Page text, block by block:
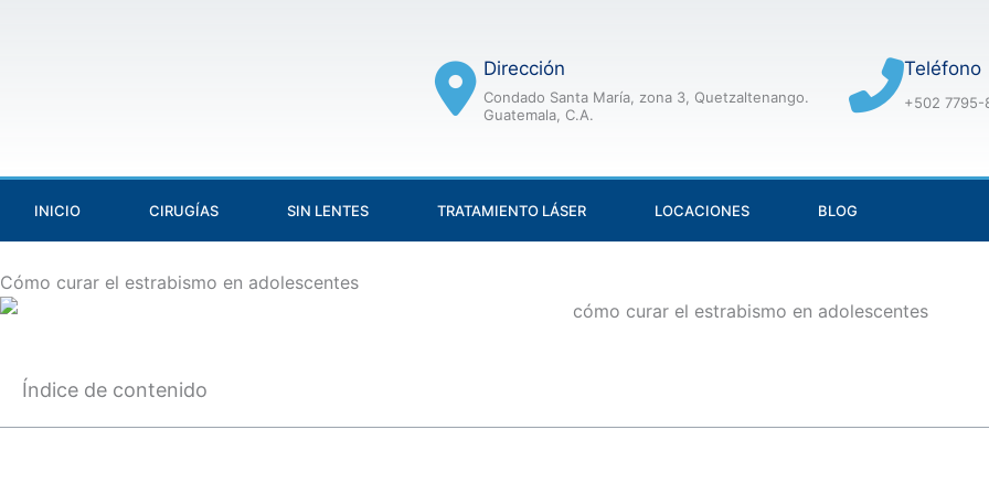
Dirección
Condado Santa María, zona 3, Quetzaltenango.
Guatemala, C.A.
Teléfono
+502 7795-
INICIO CIRUGÍAS SIN LENTES TRATAMIENTO LÁSER LOCACIONES BLOG
Cómo curar el estrabismo en adolescentes
Índice de contenido